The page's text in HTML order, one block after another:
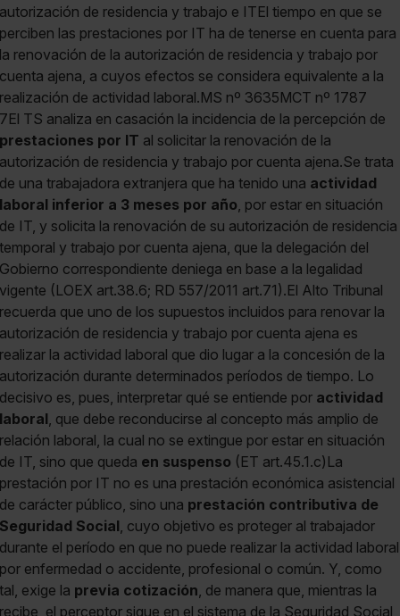
autorización de residencia y trabajo e ITEl tiempo en que se
perciben las prestaciones por IT ha de tenerse en cuenta para
la renovación de la autorización de residencia y trabajo por
cuenta ajena, a cuyos efectos se considera equivalente a la
realización de actividad laboral.MS nº 3635MCT nº 1787
7El TS analiza en casación la incidencia de la percepción de
prestaciones por IT al solicitar la renovación de la
autorización de residencia y trabajo por cuenta ajena.Se trata
de una trabajadora extranjera que ha tenido una actividad
laboral inferior a 3 meses por año, por estar en situación
de IT, y solicita la renovación de su autorización de residencia
temporal y trabajo por cuenta ajena, que la delegación del
Gobierno correspondiente deniega en base a la legalidad
vigente (LOEX art.38.6; RD 557/2011 art.71).El Alto Tribunal
recuerda que uno de los supuestos incluidos para renovar la
autorización de residencia y trabajo por cuenta ajena es
realizar la actividad laboral que dio lugar a la concesión de la
autorización durante determinados períodos de tiempo. Lo
decisivo es, pues, interpretar qué se entiende por actividad
laboral, que debe reconducirse al concepto más amplio de
relación laboral, la cual no se extingue por estar en situación
de IT, sino que queda en suspenso (ET art.45.1.c)La
prestación por IT no es una prestación económica asistencial
de carácter público, sino una prestación contributiva de
Seguridad Social, cuyo objetivo es proteger al trabajador
durante el período en que no puede realizar la actividad laboral
por enfermedad o accidente, profesional o común. Y, como
tal, exige la previa cotización, de manera que, mientras la
recibe, el perceptor sigue en el sistema de la Seguridad Social